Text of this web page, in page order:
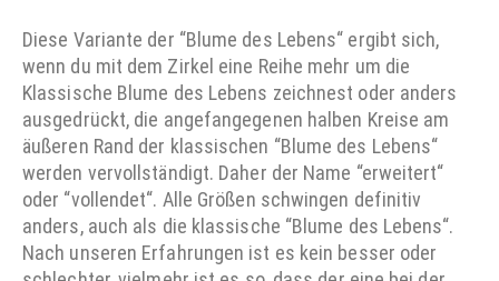
Diese Variante der “Blume des Lebens“ ergibt sich,
wenn du mit dem Zirkel eine Reihe mehr um die
Klassische Blume des Lebens zeichnest oder anders
ausgedrückt, die angefangegenen halben Kreise am
äußeren Rand der klassischen “Blume des Lebens“
werden vervollständigt. Daher der Name “erweitert“
oder “vollendet“. Alle Größen schwingen definitiv
anders, auch als die klassische “Blume des Lebens“.
Nach unseren Erfahrungen ist es kein besser oder